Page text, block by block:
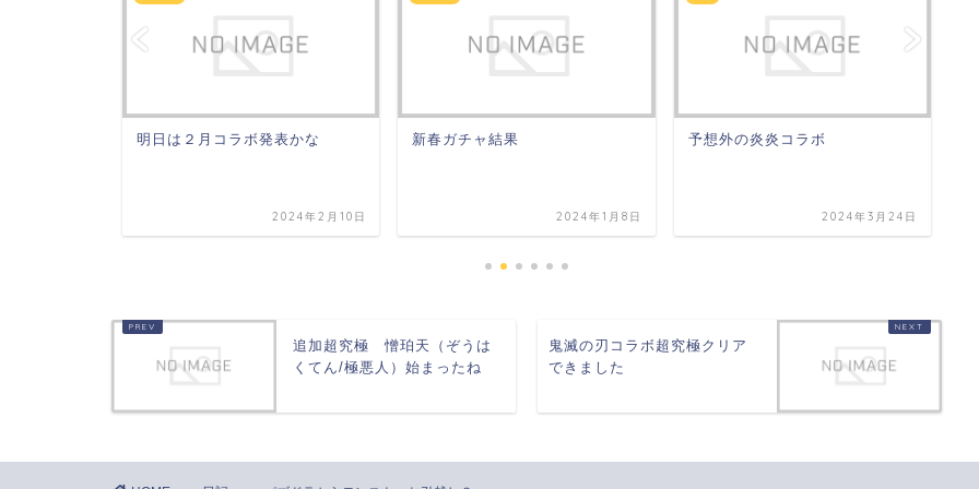
明日は２月コラボ発表かな
2024年2月10日
新春ガチャ結果
2024年1月8日
予想外の炎炎コラボ
2024年3月24日
追加超究極 憎珀天（ぞうは
くてん/極悪人）始まったね
鬼滅の刃コラボ超究極クリア
できました